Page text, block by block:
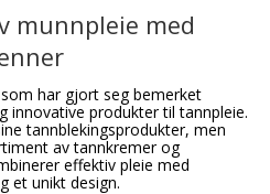
munnpleie med
har gjort seg bemerket
innovative produkter til tannpleie.
tannblekingsprodukter, men
av tannkremer og
effektiv pleie med
et unikt design.